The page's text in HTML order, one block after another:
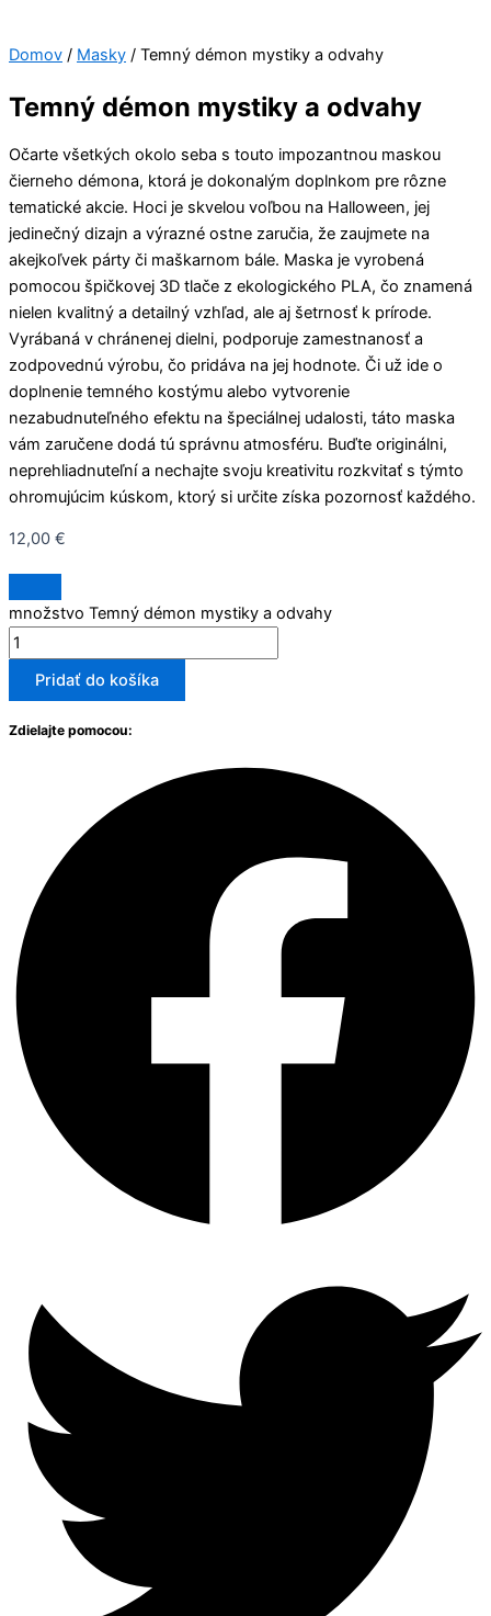
Domov / Masky / Temný démon mystiky a odvahy
Temný démon mystiky a odvahy
Očarte všetkých okolo seba s touto impozantnou maskou
čierneho démona, ktorá je dokonalým doplnkom pre rôzne
tematické akcie. Hoci je skvelou voľbou na Halloween, jej
jedinečný dizajn a výrazné ostne zaručia, že zaujmete na
akejkoľvek párty či maškarnom bále. Maska je vyrobená
pomocou špičkovej 3D tlače z ekologického PLA, čo znamená
nielen kvalitný a detailný vzhľad, ale aj šetrnosť k prírode.
Vyrábaná v chránenej dielni, podporuje zamestnanosť a
zodpovednú výrobu, čo pridáva na jej hodnote. Či už ide o
doplnenie temného kostýmu alebo vytvorenie
nezabudnuteľného efektu na špeciálnej udalosti, táto maska
vám zaručene dodá tú správnu atmosféru. Buďte originálni,
neprehliadnuteľní a nechajte svoju kreativitu rozkvitať s týmto
ohromujúcim kúskom, ktorý si určite získa pozornosť každého.
12,00 €
množstvo Temný démon mystiky a odvahy
Pridať do košíka
Zdielajte pomocou: